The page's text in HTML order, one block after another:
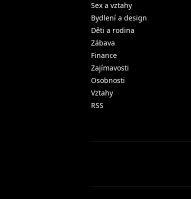
Sex a vztahy
Bydlení a design
Děti a rodina
Zábava
Finance
Zajímavosti
Osobnosti
Vztahy
RSS